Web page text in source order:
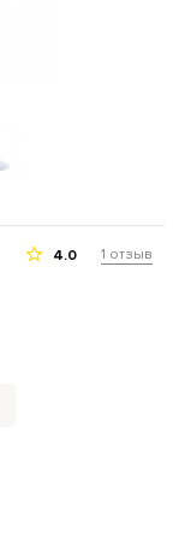
4.0 1 отзыв